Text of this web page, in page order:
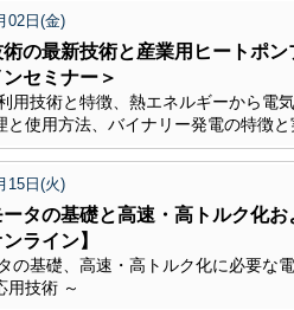
02日(金)
の最新技術と産業用ヒートポ
セミナー＞
用技術と特徴、熱エネルギーから電
と使用方法、バイナリー発電の特徴
15日(火)
ータの基礎と高速・高トルク
ライン】
の基礎、高速・高トルク化に必要な
用技術 ～